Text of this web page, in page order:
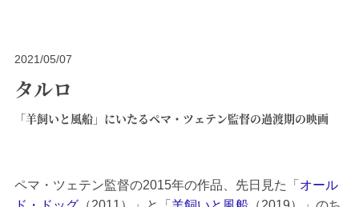
2021/05/07
タルロ
「羊飼いと風船」にいたるペマ・ツェテン監督の過渡期の映画
ペマ・ツェテン監督の2015年の作品、先日見た「 オール